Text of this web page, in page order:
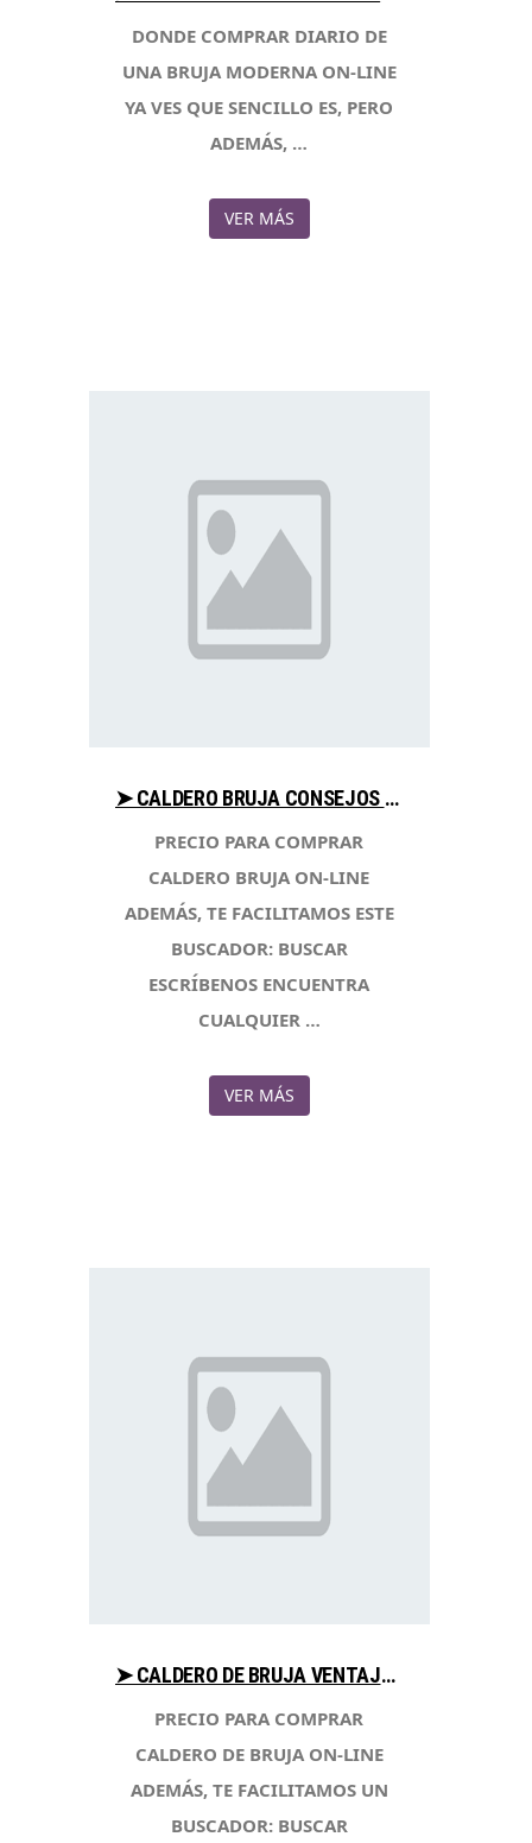
DONDE COMPRAR DIARIO DE
UNA BRUJA MODERNA ON-LINE
YA VES QUE SENCILLO ES, PERO
ADEMÁS, …
VER MÁS
➤ CALDERO BRUJA CONSEJOS PARA COMPRAR EN LIBRERIAESOTERICA.NET
PRECIO PARA COMPRAR
CALDERO BRUJA ON-LINE
ADEMÁS, TE FACILITAMOS ESTE
BUSCADOR: BUSCAR
ESCRÍBENOS ENCUENTRA
CUALQUIER …
VER MÁS
➤ CALDERO DE BRUJA VENTAJAS PARA COMPRAR CON LIBRERIAESOTERICA.NET
PRECIO PARA COMPRAR
CALDERO DE BRUJA ON-LINE
ADEMÁS, TE FACILITAMOS UN
BUSCADOR: BUSCAR